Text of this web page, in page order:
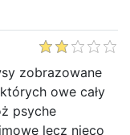
zobrazowane
owe cały
psyche
lecz nieco